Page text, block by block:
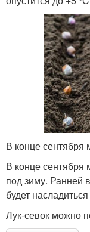
В конце
В конце сентября
под зиму. Ранней
будет
Лук-севок можно